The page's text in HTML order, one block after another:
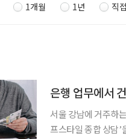
1개월 1년 직
은행 업무에서
서울 강남에 거주하
프스타일 종합 상담